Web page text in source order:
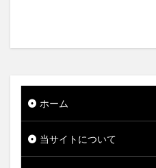
ホーム
当サイトについて